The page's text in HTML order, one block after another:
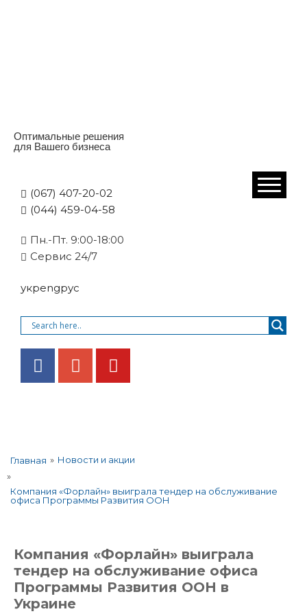
Оптимальные решения
для Вашего бизнеса
(067) 407-20-02
(044) 459-04-58
Пн.-Пт. 9:00-18:00
Cервис 24/7
укрengрус
Главная » Новости и акции
»
Компания «Форлайн» выиграла тендер на обслуживание
офиса Программы Развития ООН
Компания «Форлайн» выиграла
тендер на обслуживание офиса
Программы Развития ООН в
Украине